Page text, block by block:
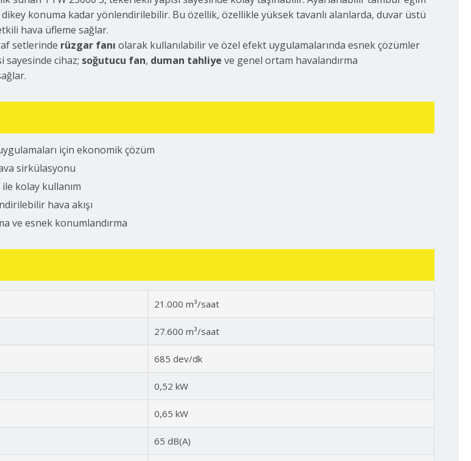
dikey konuma kadar yönlendirilebilir. Bu özellik, özellikle yüksek tavanlı alanlarda, duvar üstü
hava üfleme sağlar.
setlerinde rüzgar fanı olarak kullanılabilir ve özel efekt uygulamalarında esnek çözümler
sayesinde cihaz; soğutucu fan, duman tahliye ve genel ortam havalandırma
için ekonomik çözüm
sirkülasyonu
kolay kullanım
hava akışı
ve esnek konumlandırma
21.000 m³/saat
27.600 m³/saat
685 dev/dk
0,52 kW
0,65 kW
65 dB(A)